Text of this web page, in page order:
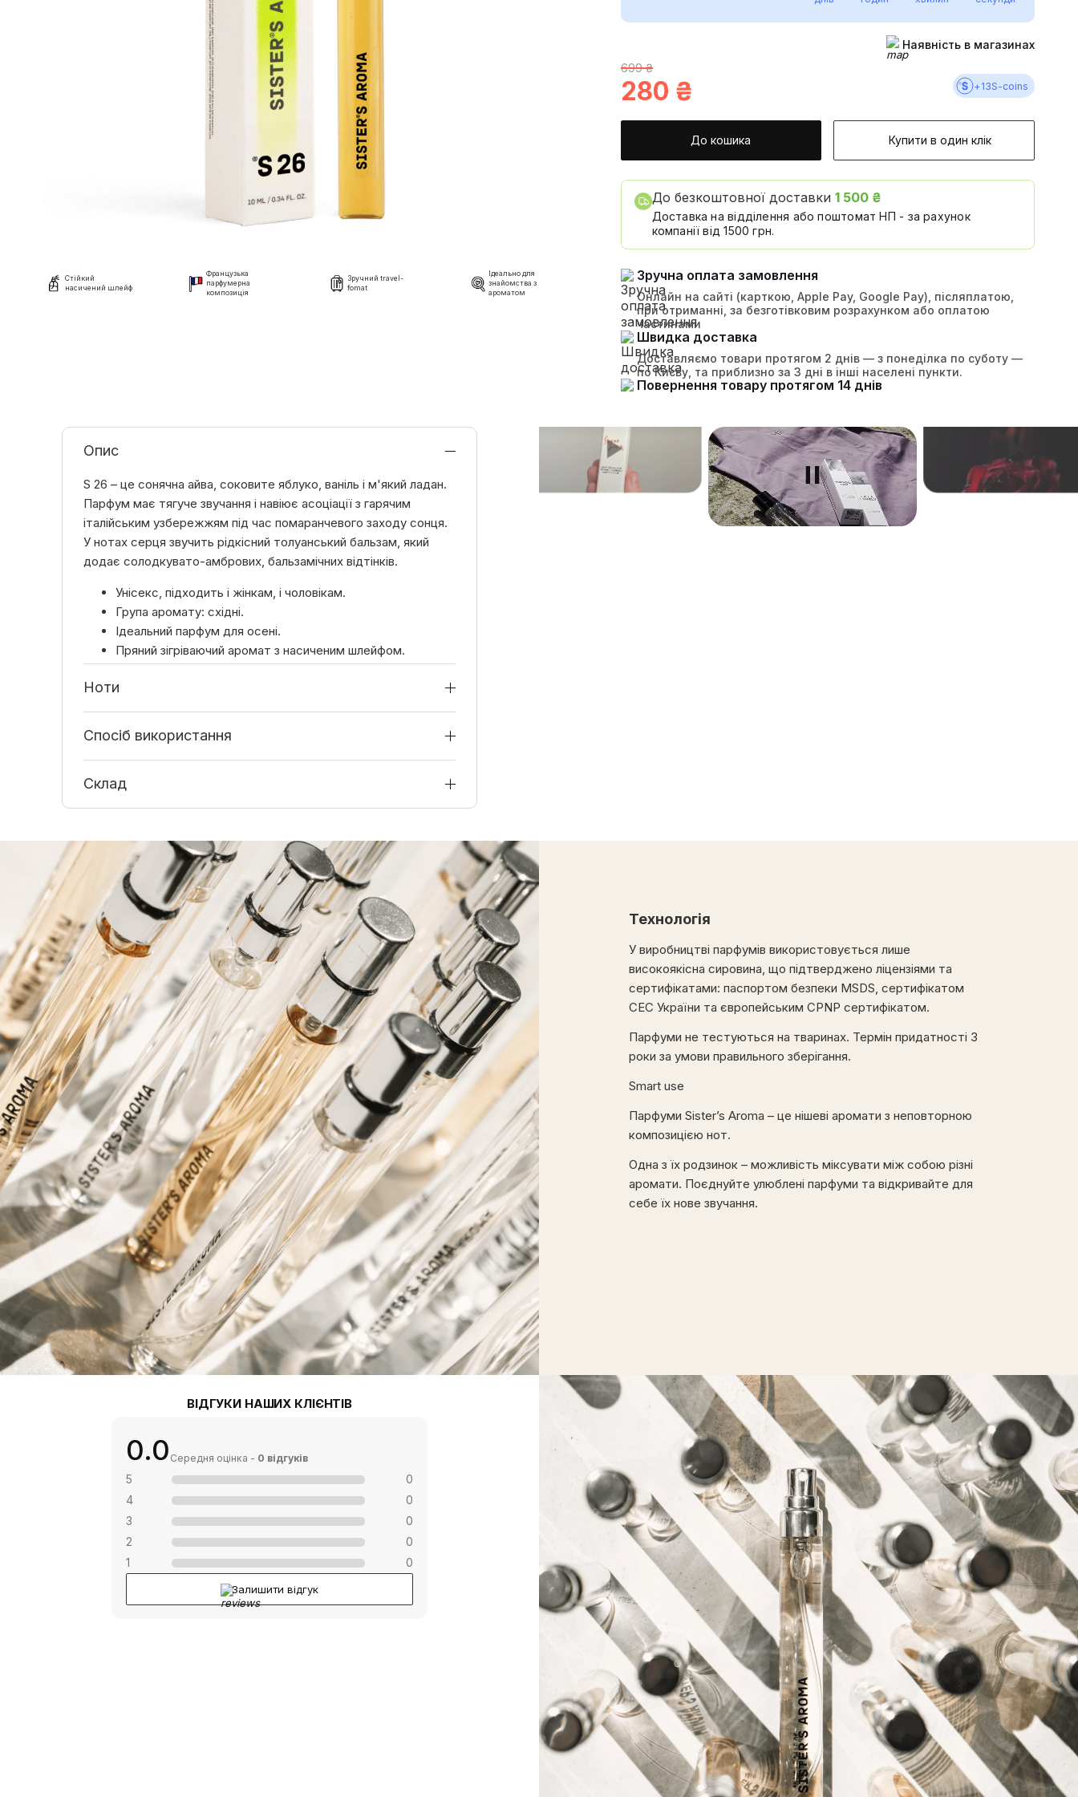
Стійкий
насичений шлейф
Французька
парфумерна
композиція
Зручний travel-
fomat
Ідеально для
знайомства з
ароматом
Наявність в магазинах
699 ₴
280 ₴ +13S-coins
До кошика Купити в один клік
До безкоштовної доставки 1 500 ₴
Доставка на відділення або поштомат НП - за рахунок
компанії від 1500 грн.
Зручна оплата замовлення
Онлайн на сайті (карткою, Apple Pay, Google Pay), післяплатою,
при отриманні, за безготівковим розрахунком або оплатою
частинами
Швидка доставка
Доставляємо товари протягом 2 днів — з понеділка по суботу —
по Києву, та приблизно за 3 дні в інші населені пункти.
Повернення товару протягом 14 днів
Опис
S 26 – це сонячна айва, соковите яблуко, ваніль і м'який ладан.
Парфум має тягуче звучання і навіює асоціації з гарячим
італійським узбережжям під час помаранчевого заходу сонця.
У нотах серця звучить рідкісний толуанський бальзам, який
додає солодкувато-амбрових, бальзамічних відтінків.
Унісекс, підходить і жінкам, і чоловікам.
Група аромату: східні.
Ідеальний парфум для осені.
Пряний зігріваючий аромат з насиченим шлейфом.
Ноти
Спосіб використання
Склад
Технологія
У виробництві парфумів використовується лише
високоякісна сировина, що підтверджено ліцензіями та
сертифікатами: паспортом безпеки MSDS, сертифікатом
СЕС України та європейським CPNP сертифікатом.
Парфуми не тестуються на тваринах. Термін придатності 3
роки за умови правильного зберігання.
Smart use
Парфуми Sister’s Aroma – це нішеві аромати з неповторною
композицією нот.
Одна з їх родзинок – можливість міксувати між собою різні
аромати. Поєднуйте улюблені парфуми та відкривайте для
себе їх нове звучання.
ВІДГУКИ НАШИХ КЛІЄНТІВ
0.0 Середня оцінка - 0 відгуків
5
0
4
0
3
0
2
0
1
0
Залишити відгук